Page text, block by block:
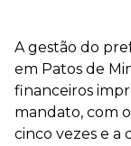
A gestão do
em Patos de
financeiros
mandato, com
cinco vezes e